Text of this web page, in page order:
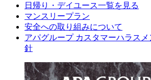
日帰り・デイユース一覧を見る
マンスリープラン
安全への取り組みについて
アパグループ カスタマーハラス
針